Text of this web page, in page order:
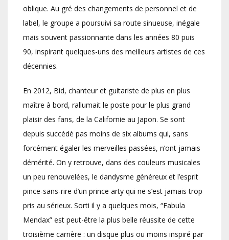
oblique. Au gré des changements de personnel et de
label, le groupe a poursuivi sa route sinueuse, inégale
mais souvent passionnante dans les années 80 puis
90, inspirant quelques-uns des meilleurs artistes de ces
décennies.
En 2012, Bid, chanteur et guitariste de plus en plus
maître à bord, rallumait le poste pour le plus grand
plaisir des fans, de la Californie au Japon. Se sont
depuis succédé pas moins de six albums qui, sans
forcément égaler les merveilles passées, n’ont jamais
démérité. On y retrouve, dans des couleurs musicales
un peu renouvelées, le dandysme généreux et l’esprit
pince-sans-rire d’un prince arty qui ne s’est jamais trop
pris au sérieux. Sorti il y a quelques mois, “Fabula
Mendax” est peut-être la plus belle réussite de cette
troisième carrière : un disque plus ou moins inspiré par